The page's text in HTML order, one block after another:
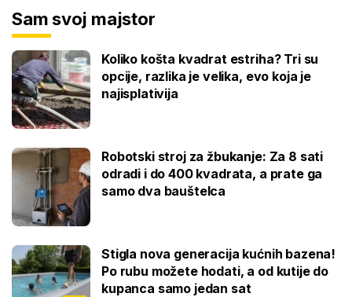
Sam svoj majstor
Koliko košta kvadrat estriha? Tri su
opcije, razlika je velika, evo koja je
najisplativija
Robotski stroj za žbukanje: Za 8 sati
odradi i do 400 kvadrata, a prate ga
samo dva bauštelca
Stigla nova generacija kućnih bazena!
Po rubu možete hodati, a od kutije do
kupanca samo jedan sat